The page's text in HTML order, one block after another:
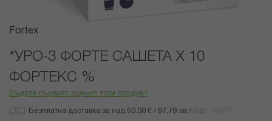
Преминете
началото
галерия
със
Fortex
*УРО-3 ФОРТЕ САШЕТА Х 10
ФОРТЕКС %
Бъдете първият оценил този продукт
Безплатна доставка за над 50.00 € / 97,79 лв.